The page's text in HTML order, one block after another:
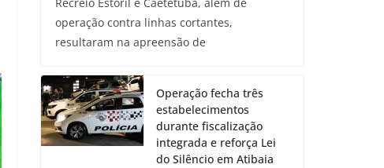
operação contra linhas cortantes,
resultaram na apreensão de
Operação fecha três
estabelecimentos
durante fiscalização
integrada e reforça Lei
do Silêncio em Atibaia